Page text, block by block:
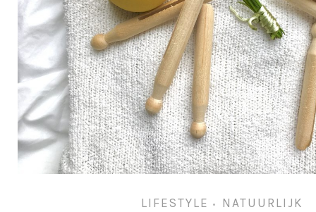
LIFESTYLE • NATUURLIJK